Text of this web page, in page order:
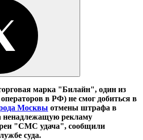
марка "Билайн", один из
в РФ) не смог добиться в
Москвы отмены штрафа в
ненадлежащую рекламу
"СМС удача", сообщили
суда.